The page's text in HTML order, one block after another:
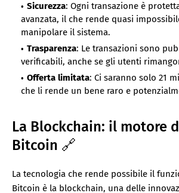
Sicurezza: Ogni transazione è
avanzata, il che rende quasi
manipolare il sistema.
Trasparenza: Le transazioni sono
verificabili, anche se gli utenti
Offerta limitata: Ci saranno solo 21
che li rende un bene raro e
La Blockchain: il motore
Bitcoin 🔗
La tecnologia che rende possibile il
Bitcoin è la blockchain, una delle